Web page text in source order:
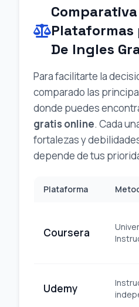
Plataformas
De Ingles
Para facilitarte la
comparado las
donde puedes
gratis online. Cada
fortalezas y
depende de tus
Plataforma
Coursera
Udemy